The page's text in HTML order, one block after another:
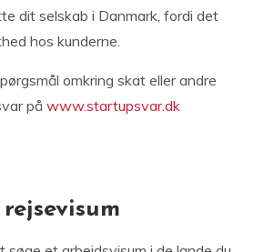
dit selskab i Danmark, fordi det
hos kunderne.
omkring skat eller andre
på www.startupsvar.dk